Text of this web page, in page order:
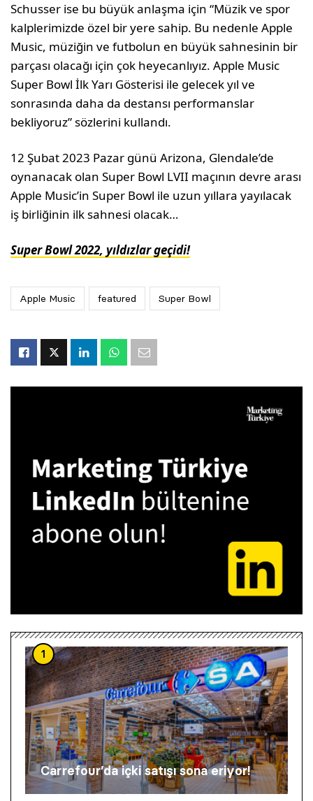
Schusser ise bu büyük anlaşma için “Müzik ve spor
kalplerimizde özel bir yere sahip. Bu nedenle Apple
Music, müziğin ve futbolun en büyük sahnesinin bir
parçası olacağı için çok heyecanlıyız. Apple Music
Super Bowl İlk Yarı Gösterisi ile gelecek yıl ve
sonrasında daha da destansı performanslar
bekliyoruz” sözlerini kullandı.
12 Şubat 2023 Pazar günü Arizona, Glendale’de
oynanacak olan Super Bowl LVII maçının devre arası
Apple Music’in Super Bowl ile uzun yıllara yayılacak
iş birliğinin ilk sahnesi olacak…
Super Bowl 2022, yıldızlar geçidi!
Apple Music featured Super Bowl
1
Carrefour’da içki satışı sona eriyor!